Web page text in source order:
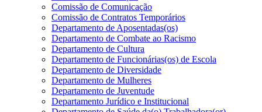
Comissão de Comunicação
Comissão de Contratos Temporários
Departamento de Aposentadas(os)
Departamento de Combate ao Racismo
Departamento de Cultura
Departamento de Funcionárias(os) de Escola
Departamento de Diversidade
Departamento de Mulheres
Departamento de Juventude
Departamento Jurídico e Institucional